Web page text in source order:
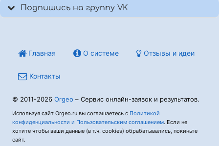
Подпишись на группу VK
Главная О системе Отзывы и идеи
Контакты
© 2011-2026 Orgeo – Сервис онлайн-заявок и результатов.
Используя сайт Orgeo.ru вы соглашаетесь с Политикой
конфиденциальности и Пользовательским соглашением. Если не
хотите чтобы ваши данные (в т.ч. cookies) обрабатывались, покиньте
сайт.